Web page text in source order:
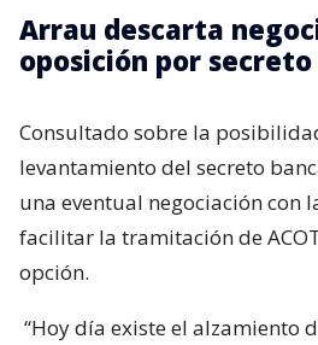
Arrau descarta
oposición por
Consultado sobre la
levantamiento del secreto
una eventual negociación con
facilitar la tramitación de
opción.
“Hoy día existe el alzamiento